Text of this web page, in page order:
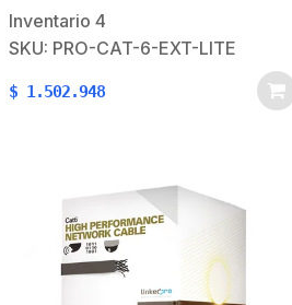
extremas, diseñado por
integradores profesionales de
seguridad. Características:CCTV
IP MegapixelInstalación de video
inalambricas.Aplicaciones en
10BASE-T, 100BASE-T y
1000BASETInstalaciones Gigabit
de voz/datos.Envío de PoE…
Inventario 4
SKU: PRO-CAT-6-EXT-LITE
$ 1.502.948